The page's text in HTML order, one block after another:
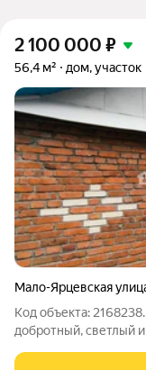
2 100 000 ₽
56,4 м² дом, участок
Мало-Ярцевская
Код объекта:
добротный, светлый
городе Вязники.